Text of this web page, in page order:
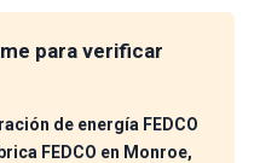
para verificar
de energía FEDCO
FEDCO en Monroe,